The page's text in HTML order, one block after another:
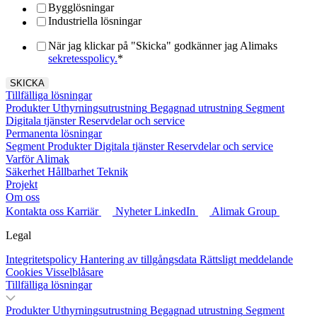
Bygglösningar
Industriella lösningar
När jag klickar på "Skicka" godkänner jag Alimaks
sekretesspolicy.*
Tillfälliga lösningar
Produkter Uthyrningsutrustning Begagnad utrustning Segment
Digitala tjänster Reservdelar och service
Permanenta lösningar
Segment Produkter Digitala tjänster Reservdelar och service
Varför Alimak
Säkerhet Hållbarhet Teknik
Projekt
Om oss
Kontakta oss Karriär Nyheter LinkedIn
Alimak Group
Legal
Integritetspolicy Hantering av tillgångsdata Rättsligt meddelande
Cookies Visselblåsare
Tillfälliga lösningar
Produkter Uthyrningsutrustning Begagnad utrustning Segment